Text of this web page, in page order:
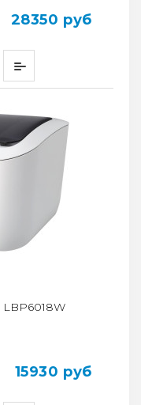
28350 руб
15930 руб